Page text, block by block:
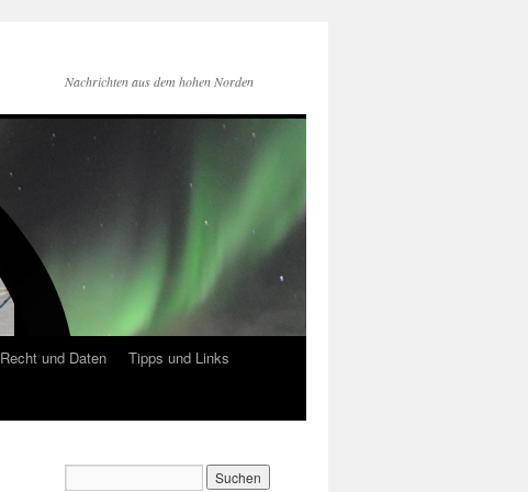
Nachrichten aus dem hohen Norden
Recht und Daten
Tipps und Links